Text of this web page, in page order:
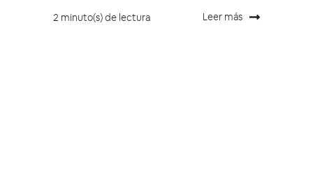
2 minuto(s) de lectura Leer más